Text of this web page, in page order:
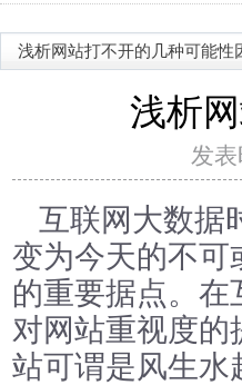
浅析网站打不开的几种可能性
浅析
发
互联网大数据
变为今天的不可
的重要据点。
对网站重视度的
站可谓是风生水